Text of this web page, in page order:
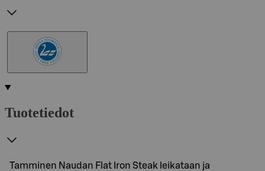
Tuotetiedot
Tamminen Naudan Flat Iron Steak leikataan ja